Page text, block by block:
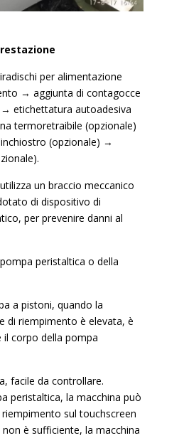
per alimentazione
→ aggiunta di contagocce
etichettatura autoadesiva
termoretraibile (opzionale)
(opzionale) →
un braccio meccanico
di dispositivo di
per prevenire danni al
peristaltica o della
a pistoni, quando la
di riempimento è elevata, è
corpo della pompa
facile da controllare.
peristaltica, la macchina può
sul touchscreen
è sufficiente, la macchina